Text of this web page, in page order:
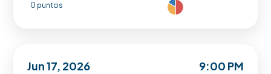
0 puntos
Jun 17, 2026 9:00 PM